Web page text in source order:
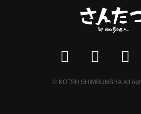
© KOTSU SHIMBUNSHA All